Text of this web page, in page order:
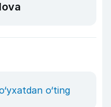
o‘ting